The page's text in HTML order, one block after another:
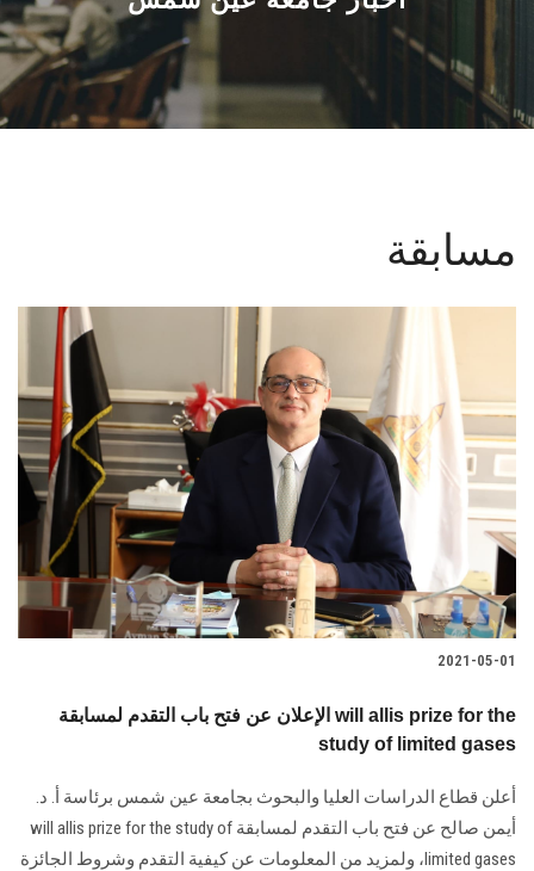
الشئون الأكاديمية
البحث العلمي
الأنظمة الذكية
الإعلام
تواصل معنا
الطلاب
هيئة التدريس
الخريجين
الموظفون
الزائـرون
مسابقة
2021-05-01
الإعلان عن فتح باب التقدم لمسابقة will allis prize for the
study of limited gases
أعلن قطاع الدراسات العليا والبحوث بجامعة عين شمس برئاسة أ. د.
أيمن صالح عن فتح باب التقدم لمسابقة will allis prize for the study of
limited gases، ولمزيد من المعلومات عن كيفية التقدم وشروط الجائزة